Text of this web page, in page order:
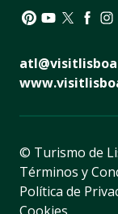
© Turismo de
Términos y
Política de